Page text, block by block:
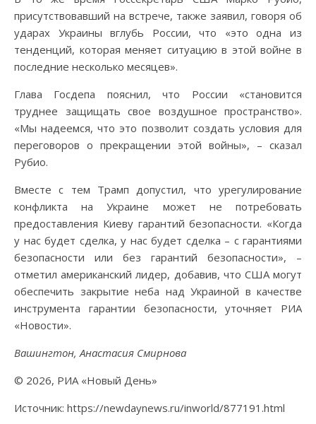
присутствовавший на встрече, также заявил, говоря об
ударах Украины вглубь России, что «это одна из
тенденций, которая меняет ситуацию в этой войне в
последние несколько месяцев».
Глава Госдепа пояснил, что России «становится
труднее защищать свое воздушное пространство».
«Мы надеемся, что это позволит создать условия для
переговоров о прекращении этой войны», – сказал
Рубио.
Вместе с тем Трамп допустил, что урегулирование
конфликта на Украине может не потребовать
предоставления Киеву гарантий безопасности. «Когда
у нас будет сделка, у нас будет сделка – с гарантиями
безопасности или без гарантий безопасности», –
отметил американский лидер, добавив, что США могут
обеспечить закрытие неба над Украиной в качестве
инструмента гарантии безопасности, уточняет РИА
«Новости».
Вашингтон, Анастасия Смирнова
© 2026, РИА «Новый День»
Источник: https://newdaynews.ru/inworld/877191.html